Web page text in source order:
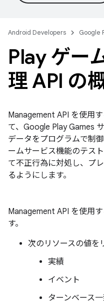
Android Developers Google
Play ゲー
理 API の
Management API を使用
て、Google Play Games
データをプログラムで制
ームサービス機能のテス
て不正行為に対処し、プ
るようにします。
Management API を使用
す。
次のリソースの値を
実績
イベント
ターンベース